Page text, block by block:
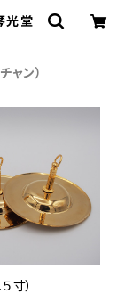
光堂
ャン）
寸）